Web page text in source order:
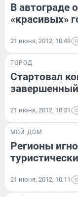
В автограде
«красивых»
21 июня, 2012, 10:49
ГОРОД
Стартовал
21 июня, 2012, 10:31
МОЙ ДОМ
Регионы
21 июня, 2012, 10:11